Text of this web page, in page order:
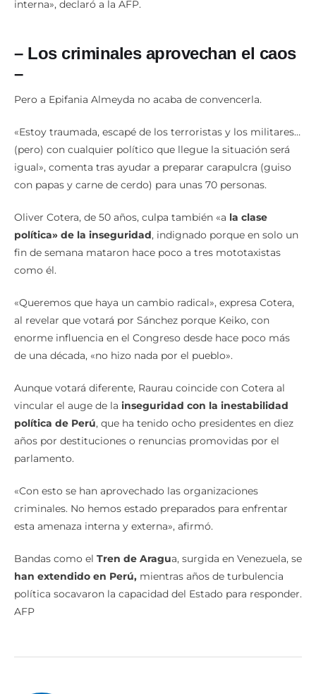
interna», declaró a la AFP.
– Los criminales aprovechan el caos
–
Pero a Epifania Almeyda no acaba de convencerla.
«Estoy traumada, escapé de los terroristas y los militares…
(pero) con cualquier político que llegue la situación será
igual», comenta tras ayudar a preparar carapulcra (guiso
con papas y carne de cerdo) para unas 70 personas.
Oliver Cotera, de 50 años, culpa también «a la clase
política» de la inseguridad, indignado porque en solo un
fin de semana mataron hace poco a tres mototaxistas
como él.
«Queremos que haya un cambio radical», expresa Cotera,
al revelar que votará por Sánchez porque Keiko, con
enorme influencia en el Congreso desde hace poco más
de una década, «no hizo nada por el pueblo».
Aunque votará diferente, Raurau coincide con Cotera al
vincular el auge de la inseguridad con la inestabilidad
política de Perú, que ha tenido ocho presidentes en diez
años por destituciones o renuncias promovidas por el
parlamento.
«Con esto se han aprovechado las organizaciones
criminales. No hemos estado preparados para enfrentar
esta amenaza interna y externa», afirmó.
Bandas como el Tren de Aragua, surgida en Venezuela, se
han extendido en Perú, mientras años de turbulencia
política socavaron la capacidad del Estado para responder.
AFP